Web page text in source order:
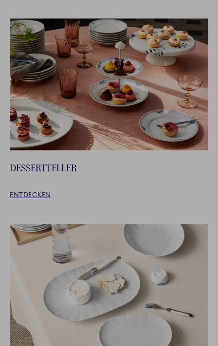
DESSERTTELLER
ENTDECKEN